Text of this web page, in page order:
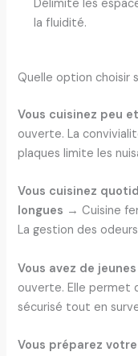
Délimite les
la fluidité.
Quelle option choisir
Vous cuisinez peu
ouverte. La
plaques limite les
Vous cuisinez
longues → Cuisine
La gestion des
Vous avez de
ouverte. Elle permet
sécurisé tout en
Vous préparez